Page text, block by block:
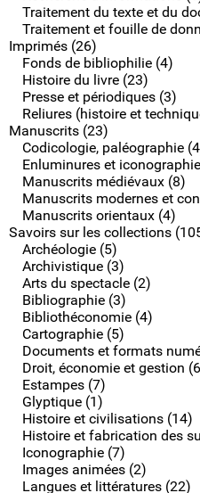
Traitement du texte et du
Traitement et fouille de
Imprimés (26)
Fonds de bibliophilie (4)
Histoire du livre (23)
Presse et périodiques (3)
Reliures (histoire et
Manuscrits (23)
Codicologie, paléographie
Enluminures et
Manuscrits médiévaux (8)
Manuscrits modernes et
Manuscrits orientaux (4)
Savoirs sur les collections
Archéologie (5)
Archivistique (3)
Arts du spectacle (2)
Bibliographie (3)
Bibliothéconomie (4)
Cartographie (5)
Documents et formats
Droit, économie et gestion
Estampes (7)
Glyptique (1)
Histoire et civilisations (14)
Histoire et fabrication des
Iconographie (7)
Images animées (2)
Langues et littératures (22)